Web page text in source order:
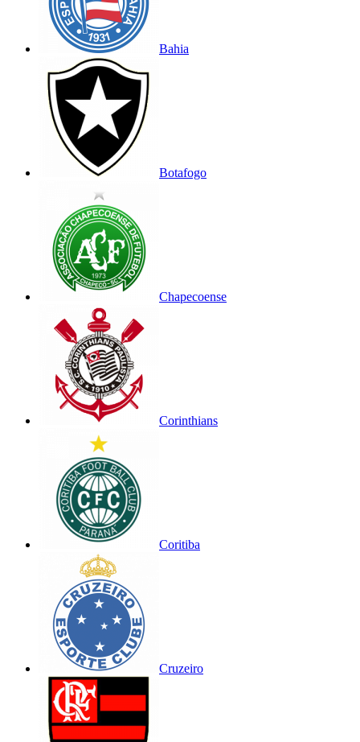
Bahia
Botafogo
Chapecoense
Corinthians
Coritiba
Cruzeiro